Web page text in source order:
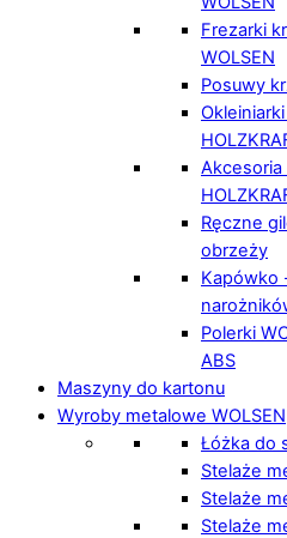
Frezarki
WOLSEN
Posuwy
Ręczne
obrzeży
Kapówko
Polerki
ABS
Maszyny do kartonu
Wyroby metalowe WOLSEN
Łóżka do
Stelaże
Stelaże
Stelaże